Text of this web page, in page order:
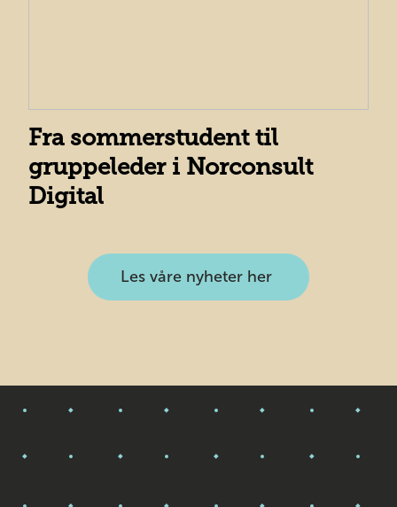
Fra sommerstudent til
gruppeleder i Norconsult
Digital
Les våre nyheter her